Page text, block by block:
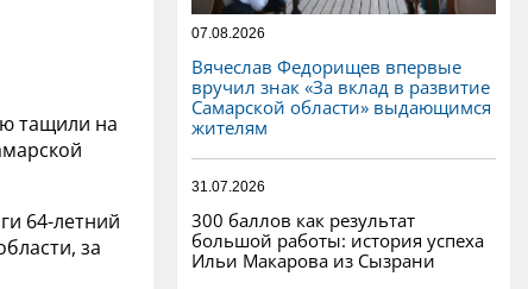
тащили на
64-летний
за
07.08.2026
Вячеслав Федорищев впервые
вручил знак «За вклад в развитие
Самарской области» выдающимся
жителям
31.07.2026
300 баллов как результат
большой работы: история успеха
Ильи Макарова из Сызрани